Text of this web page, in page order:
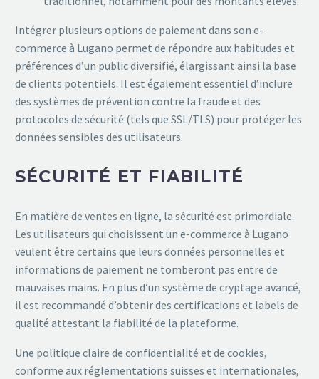
Intégrer plusieurs options de paiement dans son e-
commerce à Lugano permet de répondre aux habitudes et
préférences d’un public diversifié, élargissant ainsi la base
de clients potentiels. Il est également essentiel d’inclure
des systèmes de prévention contre la fraude et des
protocoles de sécurité (tels que SSL/TLS) pour protéger les
données sensibles des utilisateurs.
SÉCURITÉ ET FIABILITÉ
En matière de ventes en ligne, la sécurité est primordiale.
Les utilisateurs qui choisissent un e-commerce à Lugano
veulent être certains que leurs données personnelles et
informations de paiement ne tomberont pas entre de
mauvaises mains. En plus d’un système de cryptage avancé,
il est recommandé d’obtenir des certifications et labels de
qualité attestant la fiabilité de la plateforme.
Une politique claire de confidentialité et de cookies,
conforme aux réglementations suisses et internationales,